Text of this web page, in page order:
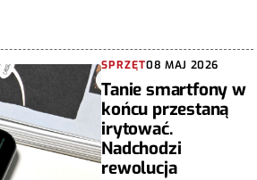
SPRZĘT08 MAJ 2026
Tanie smartfony w
końcu przestaną
irytować.
Nadchodzi
rewolucja